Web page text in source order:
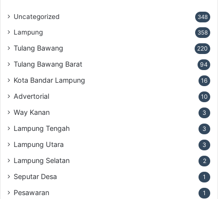
Uncategorized 348
Lampung 358
Tulang Bawang 220
Tulang Bawang Barat 94
Kota Bandar Lampung 16
Advertorial 10
Way Kanan 3
Lampung Tengah 3
Lampung Utara 3
Lampung Selatan 2
Seputar Desa 1
Pesawaran 1